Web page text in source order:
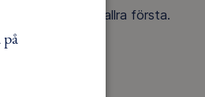
vara bland de allra första.